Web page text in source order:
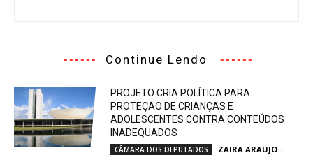
Continue Lendo
PROJETO CRIA POLÍTICA PARA
PROTEÇÃO DE CRIANÇAS E
ADOLESCENTES CONTRA CONTEÚDOS
INADEQUADOS
CÂMARA DOS DEPUTADOS ZAIRA ARAUJO -